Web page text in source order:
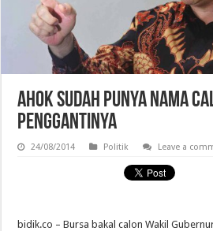
Ahok Sudah Punya Nama
Penggantinya
24/08/2014 Politik Leave a
bidik.co – Bursa bakal calon Wakil